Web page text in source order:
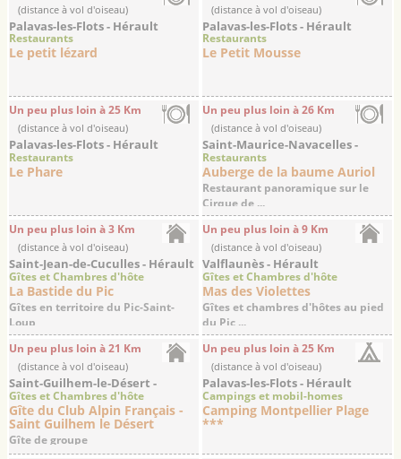
(distance à vol d'oiseau)
Palavas-les-Flots - Hérault
Restaurants
Le petit lézard
(distance à vol d'oiseau)
Palavas-les-Flots - Hérault
Restaurants
Le Petit Mousse
Un peu plus loin à 25 Km
(distance à vol d'oiseau)
Palavas-les-Flots - Hérault
Restaurants
Le Phare
Un peu plus loin à 26 Km
(distance à vol d'oiseau)
Saint-Maurice-Navacelles -
Hérault
Restaurants
Auberge de la baume Auriol
Restaurant panoramique sur le
Cirque de ...
Un peu plus loin à 3 Km
(distance à vol d'oiseau)
Saint-Jean-de-Cuculles - Hérault
Gîtes et Chambres d'hôte
La Bastide du Pic
Gîtes en territoire du Pic-Saint-
Loup
Un peu plus loin à 9 Km
(distance à vol d'oiseau)
Valflaunès - Hérault
Gîtes et Chambres d'hôte
Mas des Violettes
Gîtes et chambres d'hôtes au pied
du Pic ...
Un peu plus loin à 21 Km
(distance à vol d'oiseau)
Saint-Guilhem-le-Désert -
Hérault
Gîtes et Chambres d'hôte
Gîte du Club Alpin Français -
Saint Guilhem le Désert
Gîte de groupe
Un peu plus loin à 25 Km
(distance à vol d'oiseau)
Palavas-les-Flots - Hérault
Campings et mobil-homes
Camping Montpellier Plage
***